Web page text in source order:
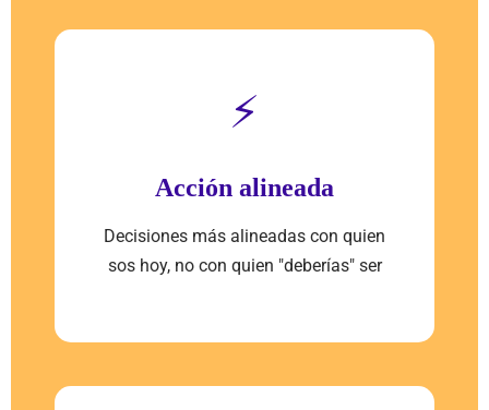
⚡
Acción alineada
Decisiones más alineadas con quien
sos hoy, no con quien "deberías" ser